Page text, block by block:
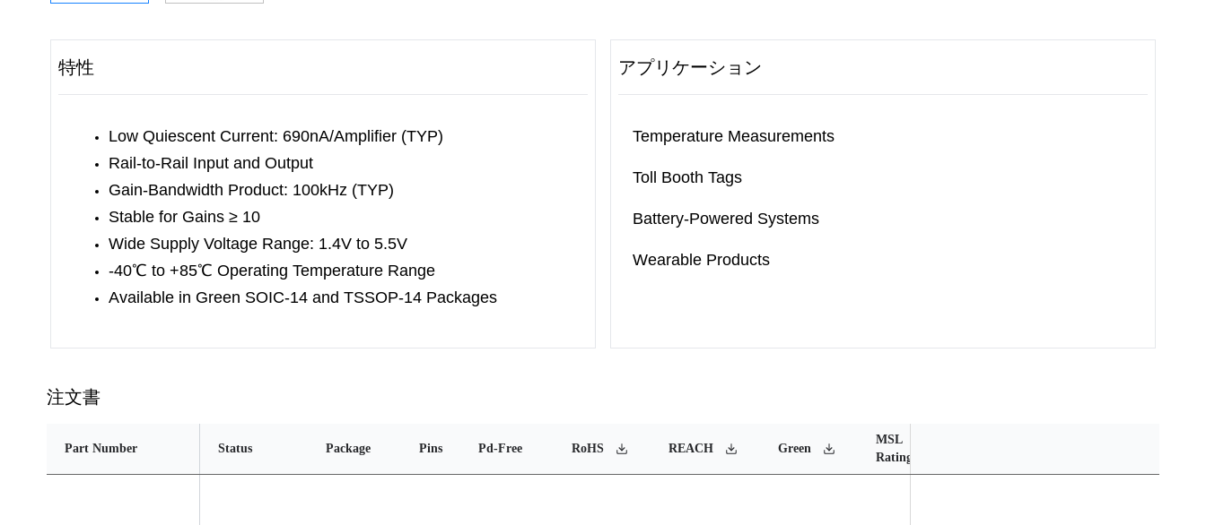
特性
Low Quiescent Current: 690nA/Amplifier (TYP)
Rail-to-Rail Input and Output
Gain-Bandwidth Product: 100kHz (TYP)
Stable for Gains ≥ 10
Wide Supply Voltage Range: 1.4V to 5.5V
-40℃ to +85℃ Operating Temperature Range
Available in Green SOIC-14 and TSSOP-14 Packages
アプリケーション
Temperature Measurements
Toll Booth Tags
Battery-Powered Systems
Wearable Products
注文書
Part Number Status Package Pins Pd-Free RoHS REACH Green
MSL
Rating